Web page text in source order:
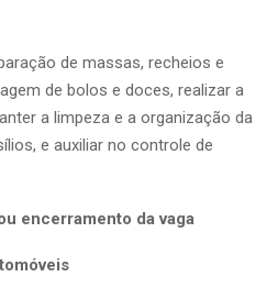
de massas, recheios e
de bolos e doces, realizar a
a limpeza e a organização da
e auxiliar no controle de
encerramento da vaga